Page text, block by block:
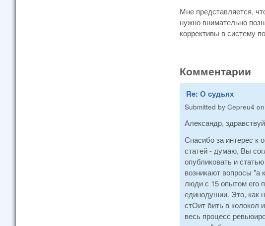
Мне представляется,
нужно внимательно
коррективы в систему
Комментарии
Re: О судьях
Submitted by Cepreu4 on
Александр,
Спасибо за интерес к
статей - думаю, Вы
опубликовать и
возникают вопросы
люди с 15 опытом его
единодушии. Это, как
стОит бить в колокол
весь процесс